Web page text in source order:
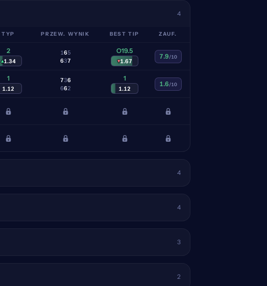
4
TYP PRZEW. WYNIK BEST TIP ZAUF.
2
▴1.34
1
6
6
3
5
7
O19.5
▾1.67
7.9/10
1
1.12
7
6
3
6
6
2
1
1.12
1.6/10
4
4
3
2